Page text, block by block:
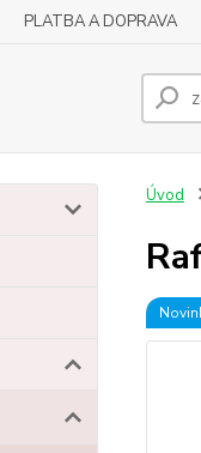
PLATBA A DOPRAVA
Úvod